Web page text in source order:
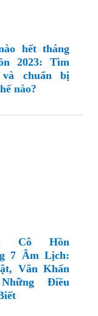
hết tháng
2023: Tìm
và chuẩn bị
nào?
Cô Hồn
7 Âm Lịch:
Văn Khấn
Điều